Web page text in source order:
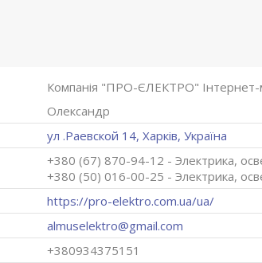
Компанія "ПРО-ЄЛЕКТРО" Інтернет-
Олександр
ул .Раевской 14, Харків, Україна
+380 (67) 870-94-12
Электрика,
+380 (50) 016-00-25
Электрика,
https://pro-elektro.com.ua/ua/
almuselektro@gmail.com
+380934375151